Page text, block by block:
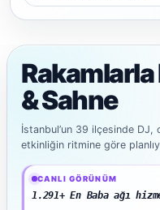
Rakamlarla
& Sahne
İstanbul’un 39 ilçesinde DJ,
etkinliğin ritmine göre
CANLI GÖRÜNÜM
91 platform
Güncel veriler: 1.291+ En Baba